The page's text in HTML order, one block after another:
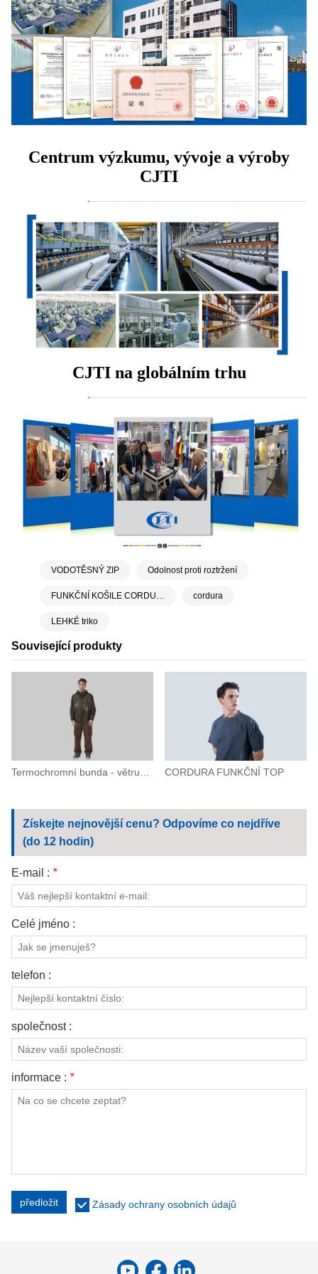
Související produkty
CORDURA FUNKČNÍ TOP
Centrum výzkumu, vývoje a výroby
CJTI
CJTI na globálním trhu
VODOTĚSNÝ ZIP Odolnost proti roztržení
FUNKČNÍ KOŠILE CORDURA cordura
LEHKÉ triko
Získejte nejnovější cenu? Odpovíme co nejdříve
(do 12 hodin)
E-mail : *
Celé jméno :
telefon :
společnost :
informace : *
předložit Zásady ochrany osobních údajů